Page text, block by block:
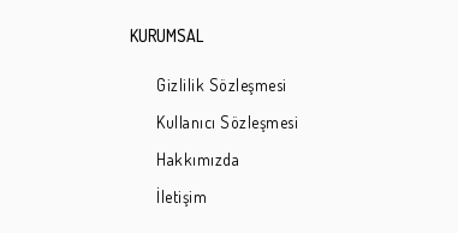
KURUMSAL
Gizlilik Sözleşmesi
Kullanıcı Sözleşmesi
Hakkımızda
İletişim